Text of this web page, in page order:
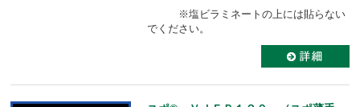
※塩ビラミネートの上には貼らない
でください。